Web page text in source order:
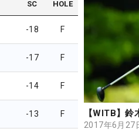
SC HOLE
-18 F
-17 F
-14 F
-13 F 【WITB】
2017年6月27